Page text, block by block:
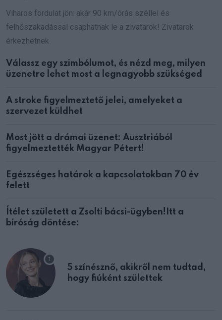
Viharos fordulat jön: akár 90 km/órás széllel és
felhőszakadással csaphatnak le a zivatarok! Zivatarok
érkezhetnek
Válassz egy szimbólumot, és nézd meg, milyen
üzenetre lehet most a legnagyobb szükséged
A stroke figyelmeztető jelei, amelyeket a
szervezet küldhet
Most jött a drámai üzenet: Ausztriából
figyelmeztették Magyar Pétert!
Egészséges határok a kapcsolatokban 70 év
felett
Ítélet született a Zsolti bácsi-ügyben!Itt a
bíróság döntése:
5 színésznő, akikről nem tudtad,
hogy fiúként születtek